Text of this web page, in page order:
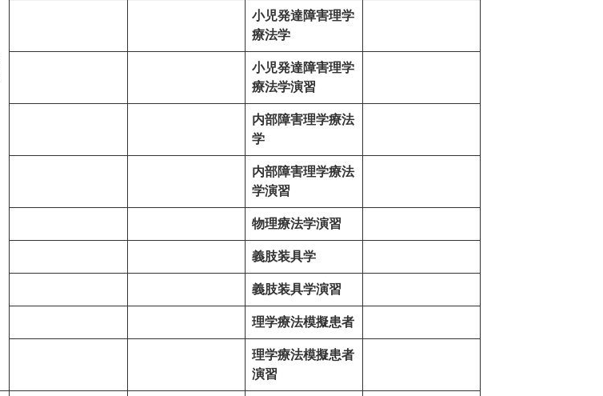
小児発達障害理学
療法学
小児発達障害理学
療法学演習
内部障害理学療法
学
内部障害理学療法
学演習
物理療法学演習
義肢装具学
義肢装具学演習
理学療法模擬患者
理学療法模擬患者
演習